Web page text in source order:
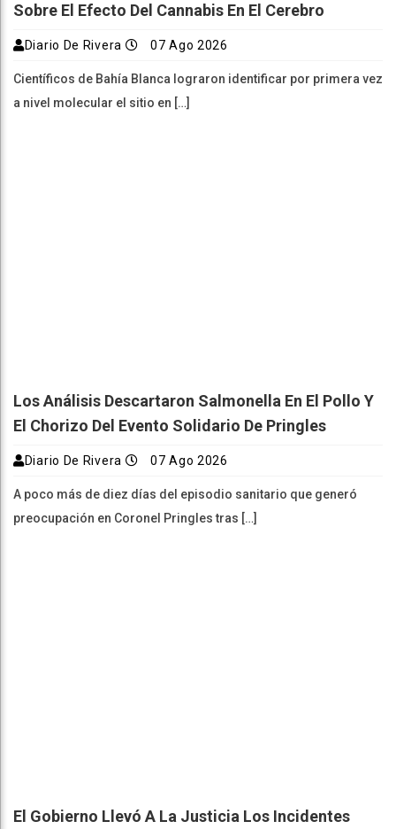
Sobre El Efecto Del Cannabis En El Cerebro
Diario De Rivera 07 Ago 2026
Científicos de Bahía Blanca lograron identificar por primera vez
a nivel molecular el sitio en […]
Los Análisis Descartaron Salmonella En El Pollo Y
El Chorizo Del Evento Solidario De Pringles
Diario De Rivera 07 Ago 2026
A poco más de diez días del episodio sanitario que generó
preocupación en Coronel Pringles tras […]
El Gobierno Llevó A La Justicia Los Incidentes